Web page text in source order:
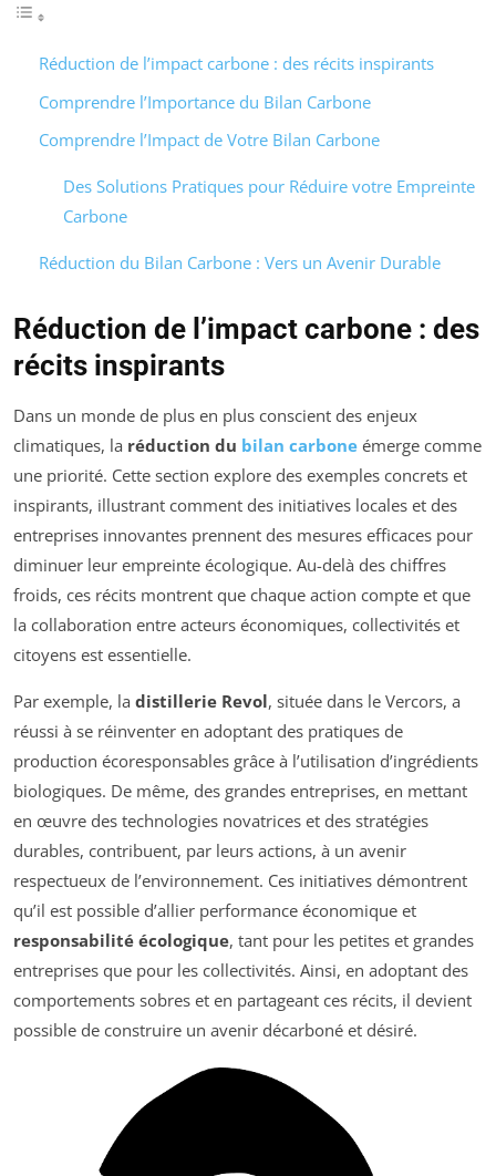
Réduction de l’impact carbone : des récits inspirants
Comprendre l’Importance du Bilan Carbone
Comprendre l’Impact de Votre Bilan Carbone
Des Solutions Pratiques pour Réduire votre Empreinte
Carbone
Réduction du Bilan Carbone : Vers un Avenir Durable
Réduction de l’impact carbone : des
récits inspirants
Dans un monde de plus en plus conscient des enjeux
climatiques, la réduction du bilan carbone émerge comme
une priorité. Cette section explore des exemples concrets et
inspirants, illustrant comment des initiatives locales et des
entreprises innovantes prennent des mesures efficaces pour
diminuer leur empreinte écologique. Au-delà des chiffres
froids, ces récits montrent que chaque action compte et que
la collaboration entre acteurs économiques, collectivités et
citoyens est essentielle.
Par exemple, la distillerie Revol, située dans le Vercors, a
réussi à se réinventer en adoptant des pratiques de
production écoresponsables grâce à l’utilisation d’ingrédients
biologiques. De même, des grandes entreprises, en mettant
en œuvre des technologies novatrices et des stratégies
durables, contribuent, par leurs actions, à un avenir
respectueux de l’environnement. Ces initiatives démontrent
qu’il est possible d’allier performance économique et
responsabilité écologique, tant pour les petites et grandes
entreprises que pour les collectivités. Ainsi, en adoptant des
comportements sobres et en partageant ces récits, il devient
possible de construire un avenir décarboné et désiré.